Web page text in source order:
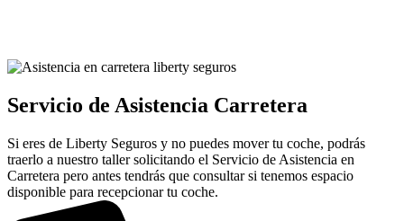
Servicio de Asistencia Carretera
Si eres de Liberty Seguros y no puedes mover tu coche, podrás
traerlo a nuestro taller solicitando el Servicio de Asistencia en
Carretera pero antes tendrás que consultar si tenemos espacio
disponible para recepcionar tu coche.